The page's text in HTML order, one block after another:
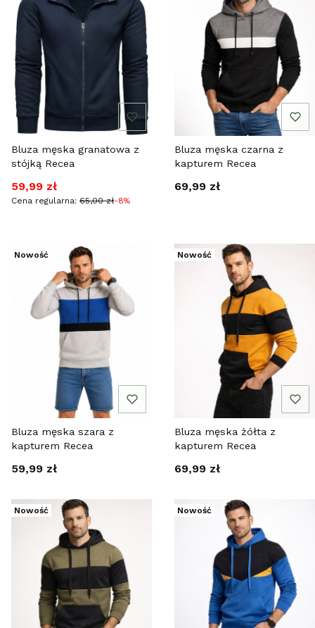
Bluza męska granatowa z
stójką Recea
Cena promocyjna
59,99 zł
Cena regularna: 65,00 zł-8%
Bluza męska czarna z
kapturem Recea
Cena
69,99 zł
Nowość
Bluza męska szara z
kapturem Recea
Cena
59,99 zł
Nowość
Bluza męska żółta z
kapturem Recea
Cena
69,99 zł
Nowość Nowość